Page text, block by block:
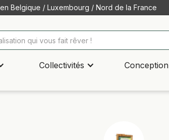
Belgique / Luxembourg / Nord de la France
Collectivités Conception